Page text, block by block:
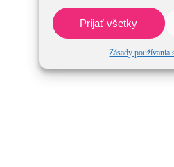
Prijať všetky
Zásady používania